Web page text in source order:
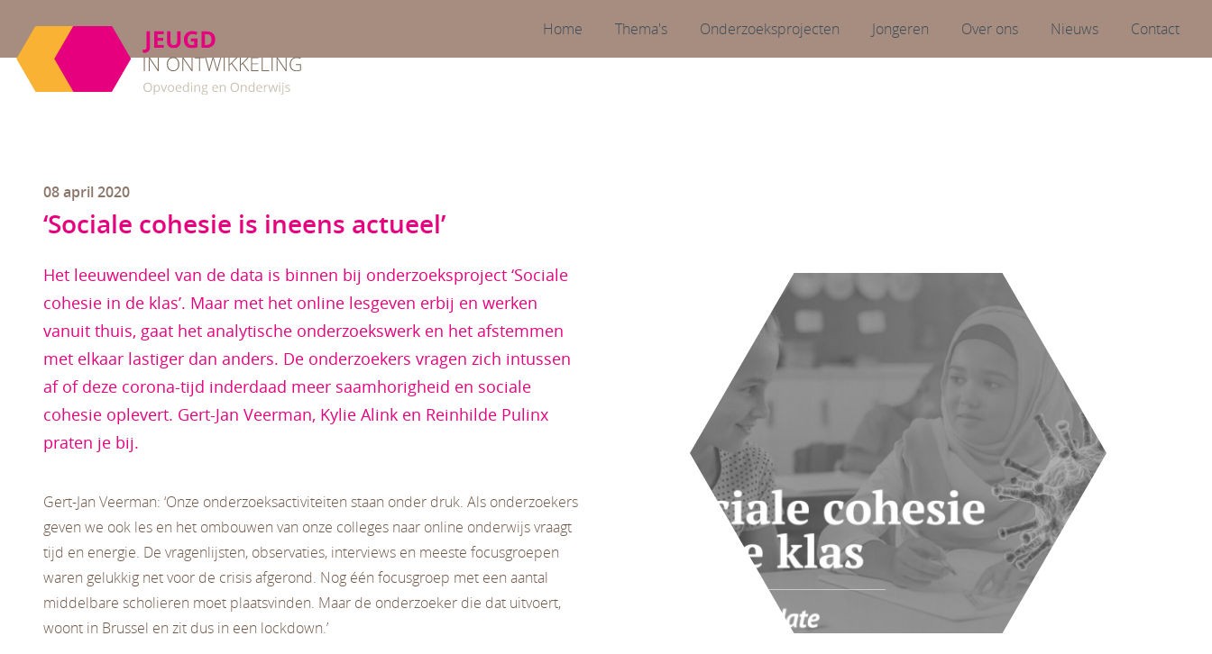
Home Thema's Onderzoeksprojecten Jongeren Over ons Nieuws Contact
08 april 2020
‘Sociale cohesie is ineens actueel’
Het leeuwendeel van de data is binnen bij onderzoeksproject ‘Sociale
cohesie in de klas’. Maar met het online lesgeven erbij en werken
vanuit thuis, gaat het analytische onderzoekswerk en het afstemmen
met elkaar lastiger dan anders. De onderzoekers vragen zich intussen
af of deze corona-tijd inderdaad meer saamhorigheid en sociale
cohesie oplevert. Gert-Jan Veerman, Kylie Alink en Reinhilde Pulinx
praten je bij.
Gert-Jan Veerman: ‘Onze onderzoeksactiviteiten staan onder druk. Als onderzoekers
geven we ook les en het ombouwen van onze colleges naar online onderwijs vraagt
tijd en energie. De vragenlijsten, observaties, interviews en meeste focusgroepen
waren gelukkig net voor de crisis afgerond. Nog één focusgroep met een aantal
middelbare scholieren moet plaatsvinden. Maar de onderzoeker die dat uitvoert,
woont in Brussel en zit dus in een lockdown.’